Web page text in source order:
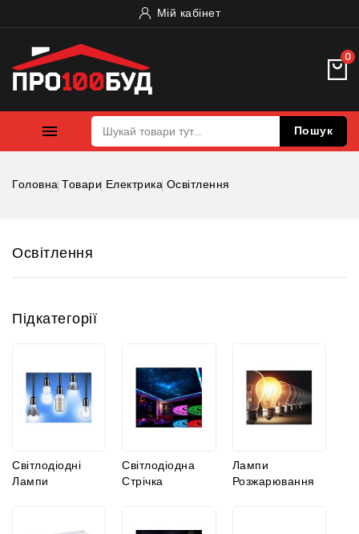
Мій кабінет
0
 Пошук
Головна Товари Електрика Освітлення
Освітлення
Підкатегорії
Світлодіодні
Лампи
Світлодіодна
Стрічка
Лампи
Розжарювання